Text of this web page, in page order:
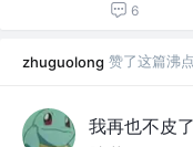
6
zhuguolong 赞了这篇沸点
我再也不皮了